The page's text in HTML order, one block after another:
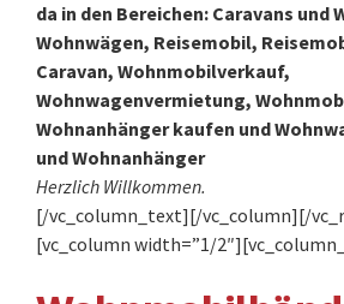
da in den Bereichen: Caravans und
Wohnwägen, Reisemobil,
Caravan, Wohnmobilverkauf,
Wohnwagenvermietung,
Wohnanhänger kaufen und
und Wohnanhänger
Herzlich Willkommen.
[/vc_column_text][/vc_column][/
[vc_column width=”1/